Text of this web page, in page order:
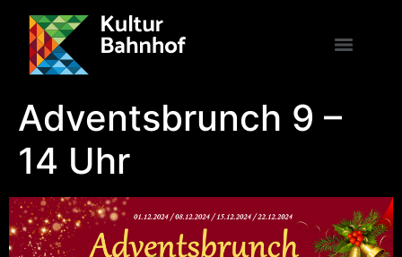
Adventsbrunch 9 –
14 Uhr